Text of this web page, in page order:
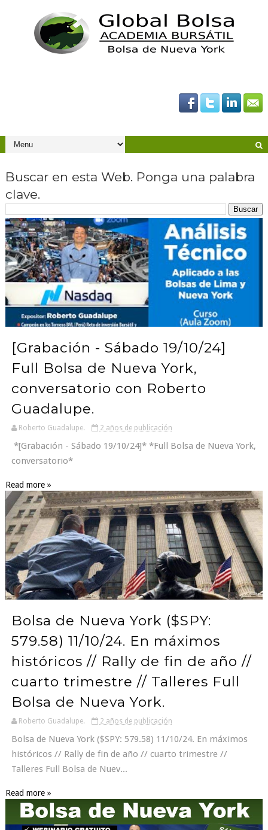
Buscar en esta Web. Ponga una palabra
clave.
[Grabación - Sábado 19/10/24]
Full Bolsa de Nueva York,
conversatorio con Roberto
Guadalupe.
Roberto Guadalupe. 2 años de publicación
*[Grabación - Sábado 19/10/24]* *Full Bolsa de Nueva York,
conversatorio*
Read more »
Bolsa de Nueva York ($SPY:
579.58) 11/10/24. En máximos
históricos // Rally de fin de año //
cuarto trimestre // Talleres Full
Bolsa de Nueva York.
Roberto Guadalupe. 2 años de publicación
Bolsa de Nueva York ($SPY: 579.58) 11/10/24. En máximos
históricos // Rally de fin de año // cuarto trimestre //
Talleres Full Bolsa de Nuev...
Read more »